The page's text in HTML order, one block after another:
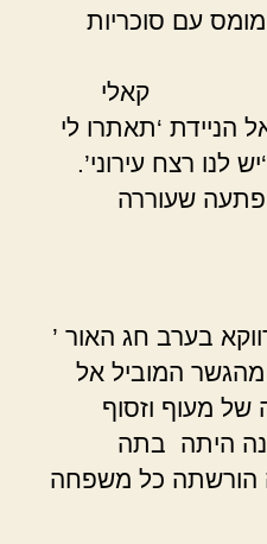
עם סוכריות
על הקקאו.
הניידת ‘תאתרו לי
רצח עירוני’.
שעוררה
חג האור ’
מהגשר המוביל אל
מעוף וזסוף
היתה בתה
הורשתה כל משפחה